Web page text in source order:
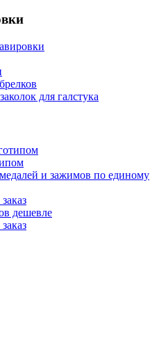
для галстука
и зажимов по единому
дешевле